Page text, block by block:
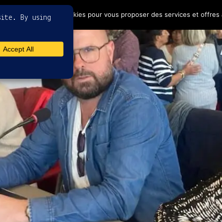
l'utilisation de cookies pour vous proposer des services et